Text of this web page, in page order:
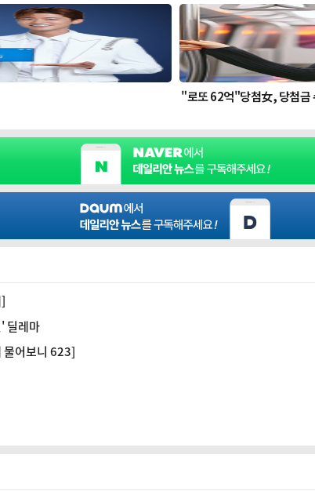
딜레마
물어보니 623]